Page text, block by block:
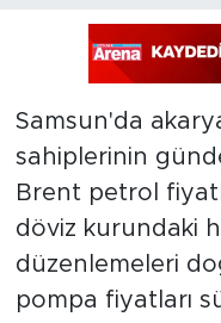
Samsun'da
sahiplerinin
Brent petrol
döviz kurundaki
düzenlemeleri
pompa fiyatları